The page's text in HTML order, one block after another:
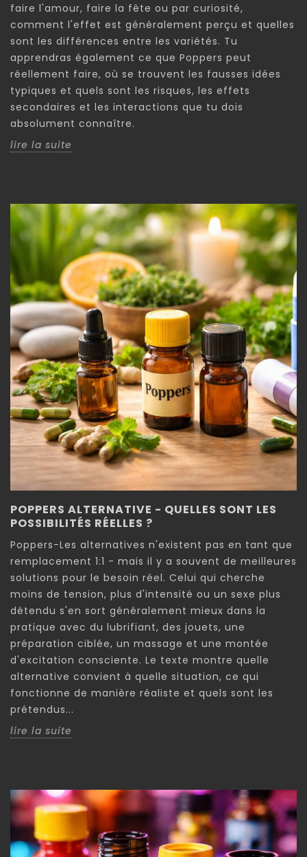
faire l'amour, faire la fête ou par curiosité,
comment l'effet est généralement perçu et quelles
sont les différences entre les variétés. Tu
apprendras également ce que Poppers peut
réellement faire, où se trouvent les fausses idées
typiques et quels sont les risques, les effets
secondaires et les interactions que tu dois
absolument connaître.
lire la suite
POPPERS ALTERNATIVE - QUELLES SONT LES
POSSIBILITÉS RÉELLES ?
Poppers-Les alternatives n'existent pas en tant que
remplacement 1:1 - mais il y a souvent de meilleures
solutions pour le besoin réel. Celui qui cherche
moins de tension, plus d'intensité ou un sexe plus
détendu s'en sort généralement mieux dans la
pratique avec du lubrifiant, des jouets, une
préparation ciblée, un massage et une montée
d'excitation consciente. Le texte montre quelle
alternative convient à quelle situation, ce qui
fonctionne de manière réaliste et quels sont les
prétendus...
lire la suite